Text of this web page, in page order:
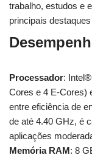
trabalho, estudos e
principais
Processador:
Cores e 4 E-Cores)
entre eficiência de
de até 4.40 GHz, é
aplicações
Memória RAM: 8